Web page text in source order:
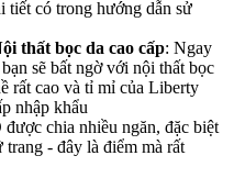
tiết có trong hướng dẫn sử
thất bọc da cao cấp: Ngay
sẽ bất ngờ với nội thất bọc
rất cao và tỉ mỉ của Liberty
nhập khẩu
chia nhiều ngăn, đặc biệt
- đây là điểm mà rất